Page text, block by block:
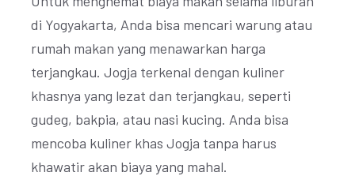
di Yogyakarta, Anda bisa mencari warung atau
rumah makan yang menawarkan harga
terjangkau. Jogja terkenal dengan kuliner
khasnya yang lezat dan terjangkau, seperti
gudeg, bakpia, atau nasi kucing. Anda bisa
mencoba kuliner khas Jogja tanpa harus
khawatir akan biaya yang mahal.